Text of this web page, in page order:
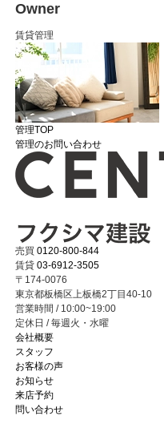
Owner
賃貸管理
管理TOP
管理のお問い合わせ
売買 0120-800-844
賃貸 03-6912-3505
〒174-0076
東京都板橋区上板橋2丁目40-10
営業時間 / 10:00~19:00
定休日 / 毎週火・水曜
会社概要
スタッフ
お客様の声
お知らせ
来店予約
問い合わせ